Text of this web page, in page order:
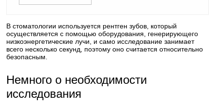
В стоматологии используется рентген зубов, который
осуществляется с помощью оборудования, генерирующего
низкоэнергетические лучи, и само исследование занимает
всего несколько секунд, поэтому оно считается относительно
безопасным.
Немного о необходимости
исследования